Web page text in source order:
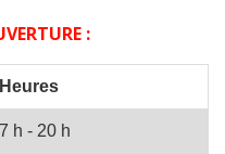
:
Heures
7 h - 20 h